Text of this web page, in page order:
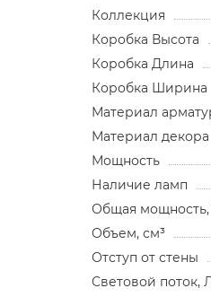
Коллекция
Коробка Высота
Коробка Длина
Коробка Ширина
Материал
Материал декора
Мощность
Наличие ламп
Общая мощность,
Объем, см³
Отступ от стены
Световой поток,